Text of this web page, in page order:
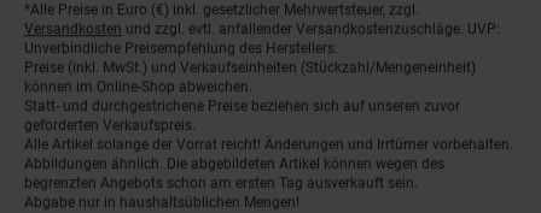
Fußnoten
*Alle Preise in Euro (€) inkl. gesetzlicher Mehrwertsteuer, zzgl.
Versandkosten und zzgl. evtl. anfallender Versandkostenzuschläge. UVP:
Unverbindliche Preisempfehlung des Herstellers.
Preise (inkl. MwSt.) und Verkaufseinheiten (Stückzahl/Mengeneinheit)
können im Online-Shop abweichen.
Statt- und durchgestrichene Preise beziehen sich auf unseren zuvor
geforderten Verkaufspreis.
Alle Artikel solange der Vorrat reicht! Änderungen und Irrtümer vorbehalten.
Abbildungen ähnlich. Die abgebildeten Artikel können wegen des
begrenzten Angebots schon am ersten Tag ausverkauft sein.
Abgabe nur in haushaltsüblichen Mengen!